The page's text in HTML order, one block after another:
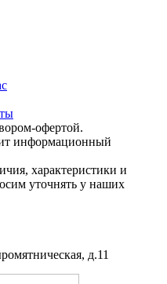
офертой.
информационный
характеристики и
уточнять у наших
д.11